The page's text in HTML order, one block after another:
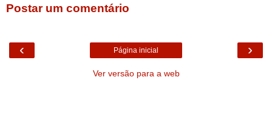
Postar um comentário
‹ ›
Página inicial
Ver versão para a web